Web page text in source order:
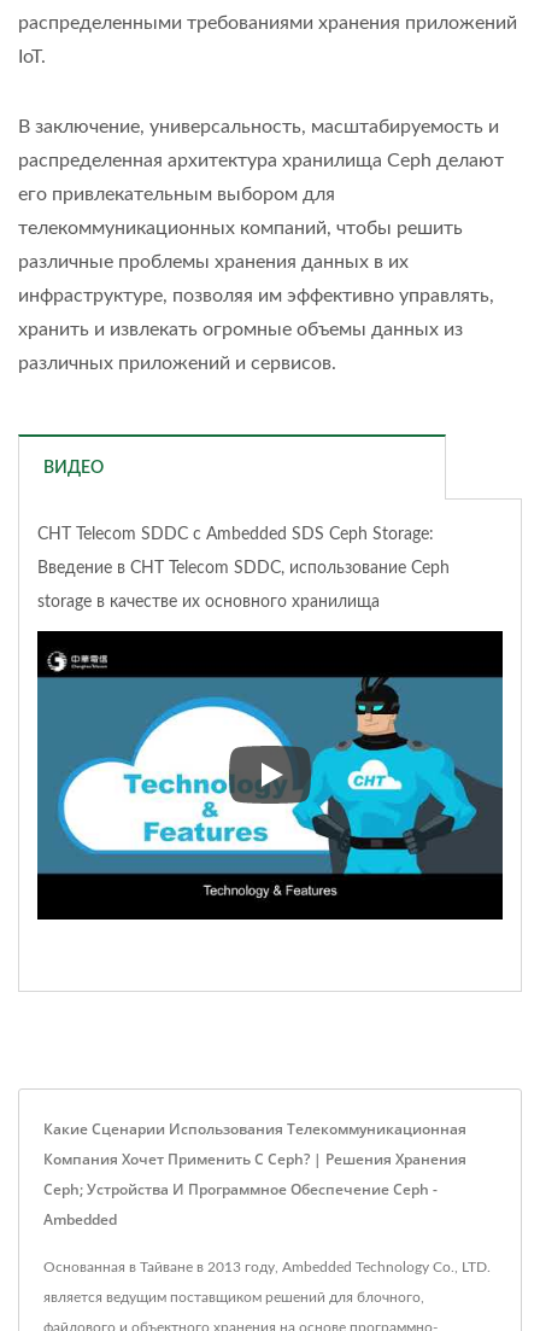
распределенными требованиями хранения приложений
IoT.
В заключение, универсальность, масштабируемость и
распределенная архитектура хранилища Ceph делают
его привлекательным выбором для
телекоммуникационных компаний, чтобы решить
различные проблемы хранения данных в их
инфраструктуре, позволяя им эффективно управлять,
хранить и извлекать огромные объемы данных из
различных приложений и сервисов.
ВИДЕО
CHT Telecom SDDC с Ambedded SDS Ceph Storage:
Введение в CHT Telecom SDDC, использование Ceph
storage в качестве их основного хранилища
CHT Telecom SDDC с
Какие Сценарии Использования Телекоммуникационная
Компания Хочет Применить С Ceph? | Решения Хранения
Ceph; Устройства И Программное Обеспечение Ceph -
Ambedded
Основанная в Тайване в 2013 году, Ambedded Technology Co., LTD.
является ведущим поставщиком решений для блочного,
файлового и объектного хранения на основе программно-